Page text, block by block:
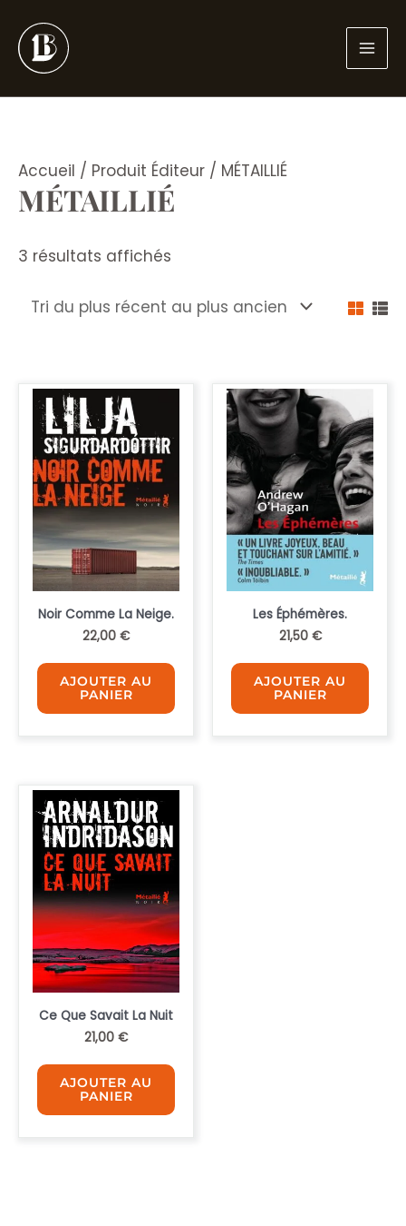
au
contenu
Accueil / Produit Éditeur / MÉTAILLIÉ
MÉTAILLIÉ
3 résultats affichés
plus
Noir Comme La Neige.
22,00 €
AJOUTER AU
PANIER
Les Éphémères.
21,50 €
AJOUTER AU
PANIER
Ce Que Savait La Nuit
21,00 €
AJOUTER AU
PANIER